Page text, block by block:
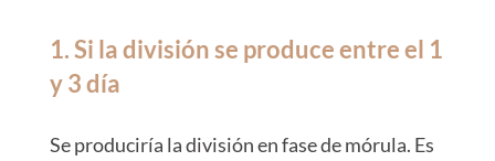
1. Si la división se produce entre el 1
y 3 día
Se produciría la división en fase de mórula. Es